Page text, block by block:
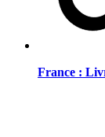
France :